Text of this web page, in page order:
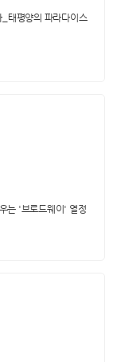
태평양의 파라다이스
는 '브로드웨이' 열정